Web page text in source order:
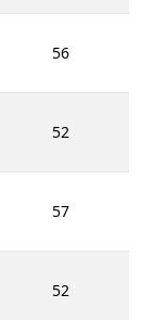
56
52
57
52